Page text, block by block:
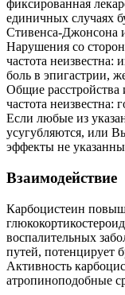
фиксированная
единичных случаях
Стивенса-Джонсона
Нарушения со
частота неизвестна:
боль в эпигастрии,
Общие расстройства
частота неизвестна:
Если любые из
усугубляются, или
эффекты не
Взаимодействие
Карбоцистеин
воспалительных
путей, потенцирует
Активность
атропиноподобные